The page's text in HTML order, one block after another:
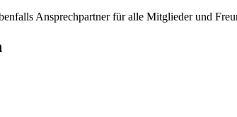
Ansprechpartner für alle Mitglieder und